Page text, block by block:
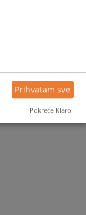
Prihvatam sve
Pokreće Klaro!